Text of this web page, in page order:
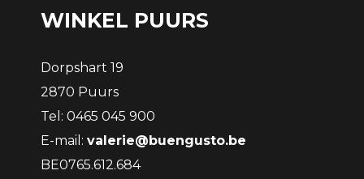
WINKEL PUURS
Dorpshart 19
2870 Puurs
Tel: 0465 045 900
E-mail: valerie@buengusto.be
BE0765.612.684